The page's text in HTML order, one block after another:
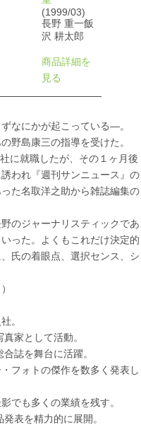
(1999/03)
長野 重一飯
沢 耕太郎
商品詳細を
見る
なにかが起こっている―。
野島康三の指導を受けた。
に就職したが、その１ヶ月後
われ『週刊サンニュース』の
た名取洋之助から雑誌編集の
のジャーナリスティックであ
った。よくもこれだけ決定的
氏の着眼点、選択センス、シ
。
家として活動。
誌を舞台に活躍。
フォトの傑作を数多く発表し
でも多くの業績を残す。
表を精力的に展開。